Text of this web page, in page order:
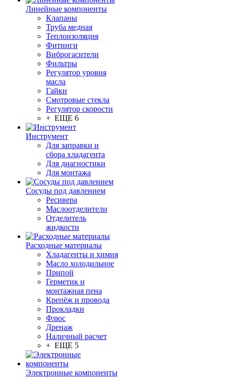
Линейные компоненты
Клапаны
Труба медная
Теплоизоляция
Фитинги
Виброгасители
Фильтры
Регулятор уровня
масла
Гайки
Смотровые стекла
Регулятор скорости
+ ЕЩЕ 6
Инструмент
Для заправки и
сбора хладагента
Для диагностики
Для монтажа
Сосуды под давлением
Ресивера
Маслоотделители
Отделитель
жидкости
Расходные материалы
Хладагенты и химия
Масло холодильное
Припой
Герметик и
монтажная пена
Крепёж и провода
Прокладки
Флюс
Дренаж
Наличный расчет
+ ЕЩЕ 5
Электронные компоненты